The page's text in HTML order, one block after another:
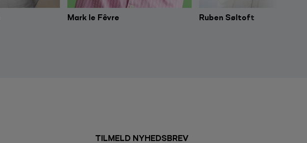
Mark le Fêvre Ruben Søltoft
TILMELD NYHEDSBREV